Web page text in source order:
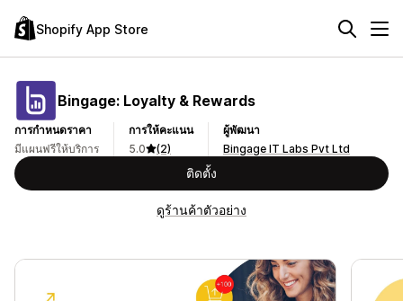
Shopify App Store
Bingage: Loyalty & Rewards
การกำหนดราคา
มีแผนฟรีให้บริการ
การให้คะแนน
5.0
(2)
ผู้พัฒนา
Bingage IT Labs Pvt Ltd
ติดตั้ง
ดูร้านค้าตัวอย่าง